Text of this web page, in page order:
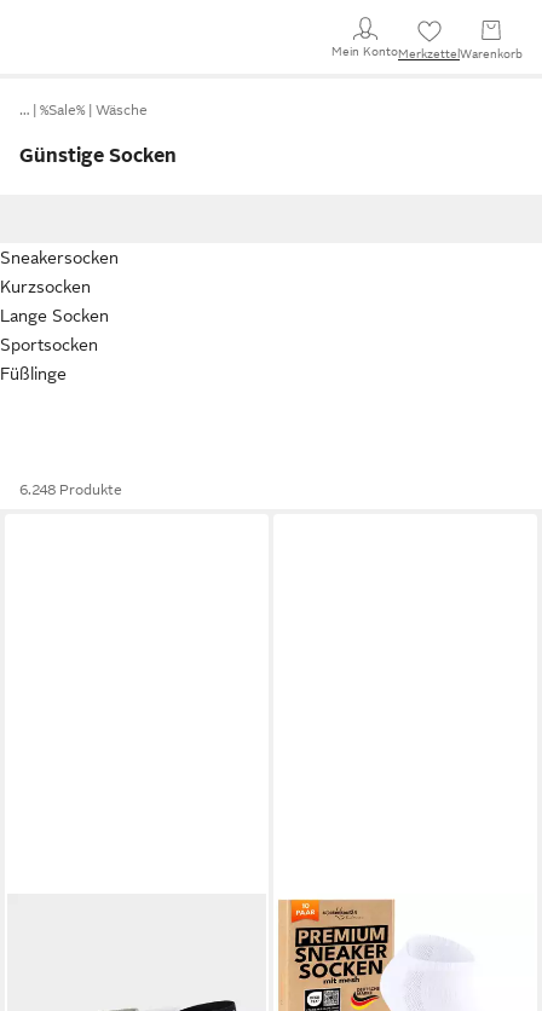
Mein KontoMerkzettel Warenkorb
… %Sale% Wäsche
Günstige Socken
Sneakersocken
Kurzsocken
Lange Socken
Sportsocken
Füßlinge
6.248 Produkte